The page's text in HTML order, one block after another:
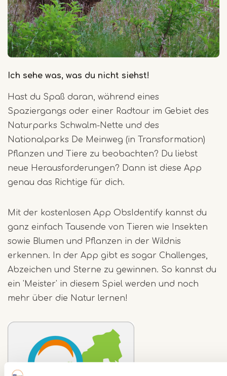
Ich sehe was, was du nicht siehst!
Hast du Spaß daran, während eines
Spaziergangs oder einer Radtour im Gebiet des
Naturparks Schwalm-Nette und des
Nationalparks De Meinweg (in Transformation)
Pflanzen und Tiere zu beobachten? Du liebst
neue Herausforderungen? Dann ist diese App
genau das Richtige für dich.
Mit der kostenlosen App ObsIdentify kannst du
ganz einfach Tausende von Tieren wie Insekten
sowie Blumen und Pflanzen in der Wildnis
erkennen. In der App gibt es sogar Challenges,
Abzeichen und Sterne zu gewinnen. So kannst du
ein 'Meister' in diesem Spiel werden und noch
mehr über die Natur lernen!